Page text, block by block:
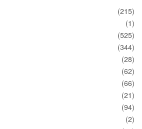
(215)
(1)
(525)
(344)
(28)
(62)
(66)
(21)
(94)
(2)